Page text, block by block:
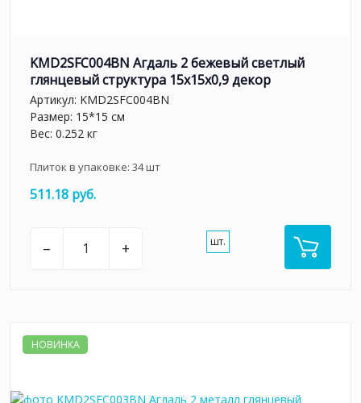
KMD2SFC004BN Агдаль 2 бежевый светлый
глянцевый структура 15x15x0,9 декор
Артикул: KMD2SFC004BN
Размер: 15*15 см
Вес: 0.252 кг
Плиток в упаковке: 34шт
511.18 руб.
– + шт.
НОВИНКА